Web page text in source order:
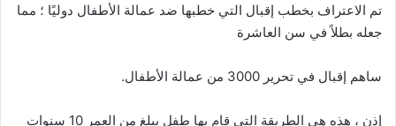
تم الاعتراف بخطب إقبال التي خطبها ضد عمالة الأطفال دوليًا ؛ مما
جعله بطلاً في سن العاشرة
ساهم إقبال في تحرير 3000 من عمالة الأطفال.
إذن ، هذه هي الطريقة التي قام بها طفل يبلغ من العمر 10 سنوات